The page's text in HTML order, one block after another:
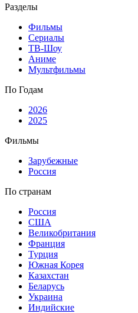
Разделы
Фильмы
Сериалы
ТВ-Шоу
Аниме
Мультфильмы
По Годам
2026
2025
Фильмы
Зарубежные
Россия
По странам
Россия
США
Великобритания
Франция
Турция
Южная Корея
Казахстан
Беларусь
Украина
Индийские